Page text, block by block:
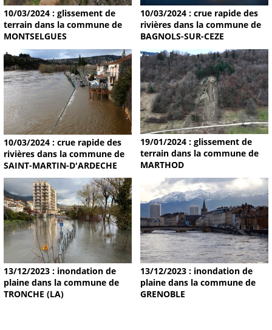
10/03/2024 : glissement de
terrain dans la commune de
MONTSELGUES
10/03/2024 : crue rapide des
rivières dans la commune de
BAGNOLS-SUR-CEZE
10/03/2024 : crue rapide des
rivières dans la commune de
SAINT-MARTIN-D'ARDECHE
19/01/2024 : glissement de
terrain dans la commune de
MARTHOD
13/12/2023 : inondation de
plaine dans la commune de
TRONCHE (LA)
13/12/2023 : inondation de
plaine dans la commune de
GRENOBLE